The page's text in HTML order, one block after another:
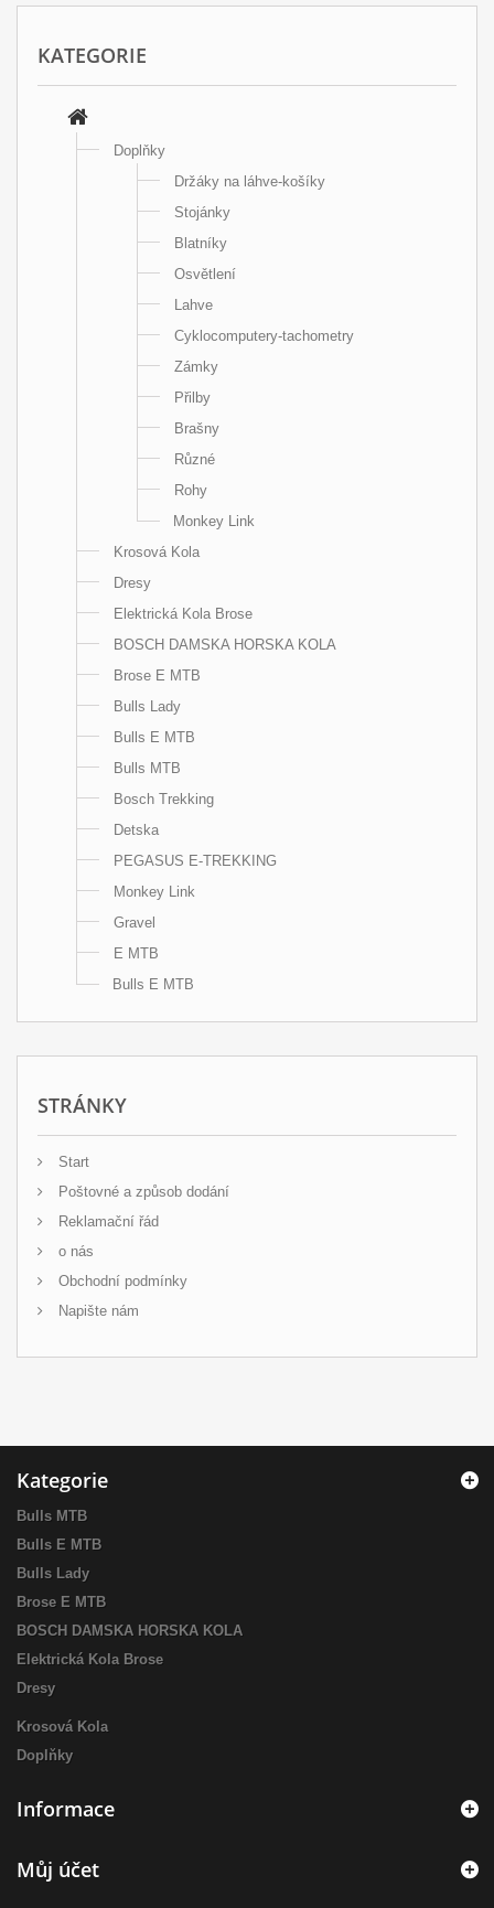
KATEGORIE
Doplňky
Držáky na láhve-košíky
Stojánky
Blatníky
Osvětlení
Lahve
Cyklocomputery-tachometry
Zámky
Přilby
Brašny
Různé
Rohy
Monkey Link
Krosová Kola
Dresy
Elektrická Kola Brose
BOSCH DAMSKA HORSKA KOLA
Brose E MTB
Bulls Lady
Bulls E MTB
Bulls MTB
Bosch Trekking
Detska
PEGASUS E-TREKKING
Monkey Link
Gravel
E MTB
Bulls E MTB
STRÁNKY
Start
Poštovné a způsob dodání
Reklamační řád
o nás
Obchodní podmínky
Napište nám
Kategorie
Bulls MTB
Bulls E MTB
Bulls Lady
Brose E MTB
BOSCH DAMSKA HORSKA KOLA
Elektrická Kola Brose
Dresy
Krosová Kola
Doplňky
Informace
Můj účet